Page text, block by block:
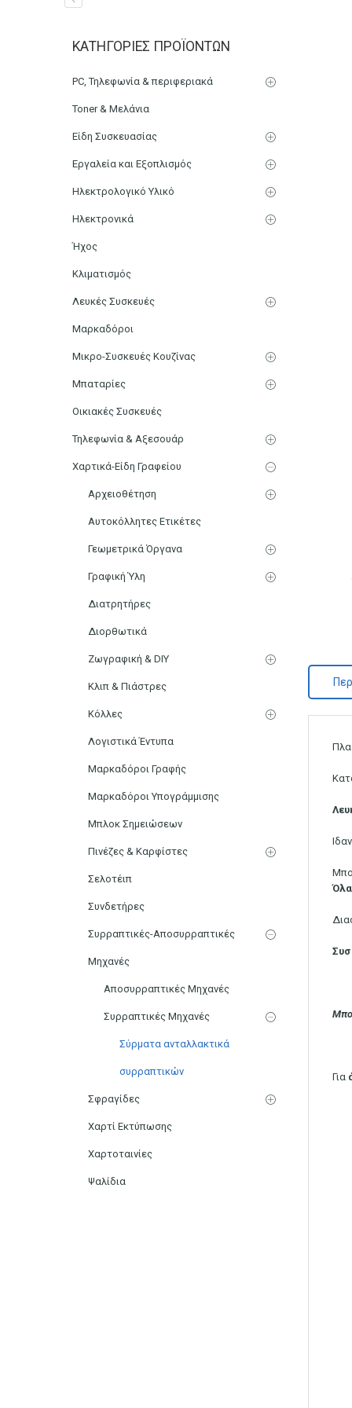
Βάζο PET 3kg Μελιού με
Όλα
Για
ΚΑΤΗΓΟΡΊΕΣ ΠΡΟΪΌΝΤΩΝ
PC, Τηλεφωνία & περιφεριακά
Toner & Μελάνια
Είδη Συσκευασίας
Εργαλεία και Εξοπλισμός
Ηλεκτρολογικό Υλικό
Ηλεκτρονικά
Ήχος
Κλιματισμός
Λευκές Συσκευές
Μαρκαδόροι
Μικρο-Συσκευές Κουζίνας
Μπαταρίες
Οικιακές Συσκευές
Τηλεφωνία & Αξεσουάρ
Χαρτικά-Είδη Γραφείου
Αρχειοθέτηση
Αυτοκόλλητες Ετικέτες
Γεωμετρικά Όργανα
Γραφική Ύλη
Διατρητήρες
Διορθωτικά
Ζωγραφική & DIY
Κλιπ & Πιάστρες
Κόλλες
Λογιστικά Έντυπα
Μαρκαδόροι Γραφής
Μαρκαδόροι Υπογράμμισης
Μπλοκ Σημειώσεων
Πινέζες & Καρφίστες
Σελοτέιπ
Συνδετήρες
Συρραπτικές-Αποσυρραπτικές
Μηχανές
Αποσυρραπτικές Μηχανές
Συρραπτικές Μηχανές
Σύρματα ανταλλακτικά
συρραπτικών
Σφραγίδες
Χαρτί Εκτύπωσης
Χαρτοταινίες
Ψαλίδια